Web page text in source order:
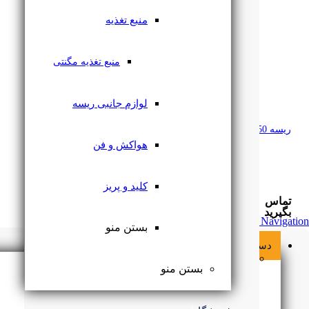
منبع تغذیه
منبع تغذیه مگنتی
لوازم جانبی ریسه
هواکش و فن
کلید و پریز
بستن منو
بستن منو
ریسه 5050 هفت رنگ تراکم 60 RGB لوپ لایت
تماس
بگیرید
Skip Navigation
دسته بندی محصولات
براکت ال ای دی
بستن منو